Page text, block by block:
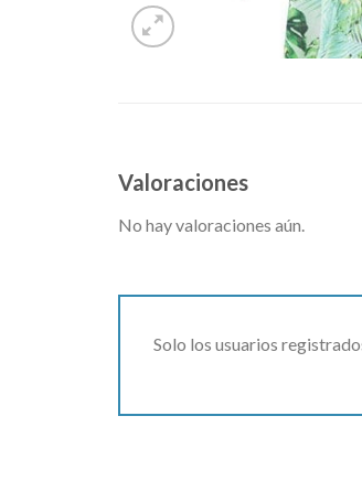
Valoraciones
No hay valoraciones aún.
Solo los usuarios